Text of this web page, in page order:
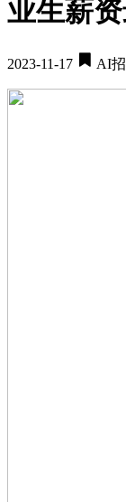
业生薪
2023-11-17 AI